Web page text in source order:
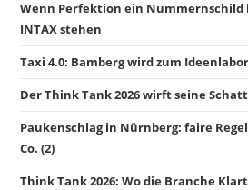
Wenn Perfektion ein
INTAX stehen
Taxi 4.0: Bamberg wird zum
Der Think Tank 2026 wirft seine
Paukenschlag in Nürnberg: faire
Co. (2)
Think Tank 2026: Wo die Branche